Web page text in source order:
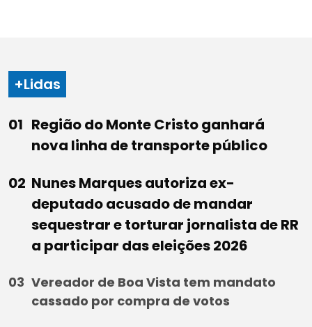
+Lidas
Região do Monte Cristo ganhará
nova linha de transporte público
Nunes Marques autoriza ex-
deputado acusado de mandar
sequestrar e torturar jornalista de RR
a participar das eleições 2026
Vereador de Boa Vista tem mandato
cassado por compra de votos